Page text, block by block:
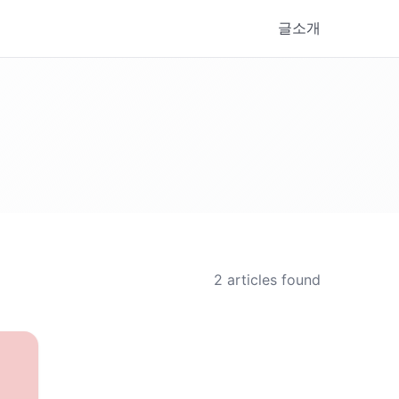
글소개
2 articles found